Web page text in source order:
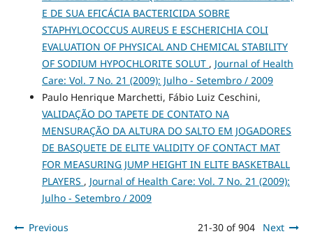
E DE SUA EFICÁCIA BACTERICIDA SOBRE
STAPHYLOCOCCUS AUREUS E ESCHERICHIA COLI
EVALUATION OF PHYSICAL AND CHEMICAL STABILITY
OF SODIUM HYPOCHLORITE SOLUT , Journal of Health
Care: Vol. 7 No. 21 (2009): Julho - Setembro / 2009
Paulo Henrique Marchetti, Fábio Luiz Ceschini,
VALIDAÇÃO DO TAPETE DE CONTATO NA
MENSURAÇÃO DA ALTURA DO SALTO EM JOGADORES
DE BASQUETE DE ELITE VALIDITY OF CONTACT MAT
FOR MEASURING JUMP HEIGHT IN ELITE BASKETBALL
PLAYERS , Journal of Health Care: Vol. 7 No. 21 (2009):
Julho - Setembro / 2009
Previous 21-30 of 904 Next